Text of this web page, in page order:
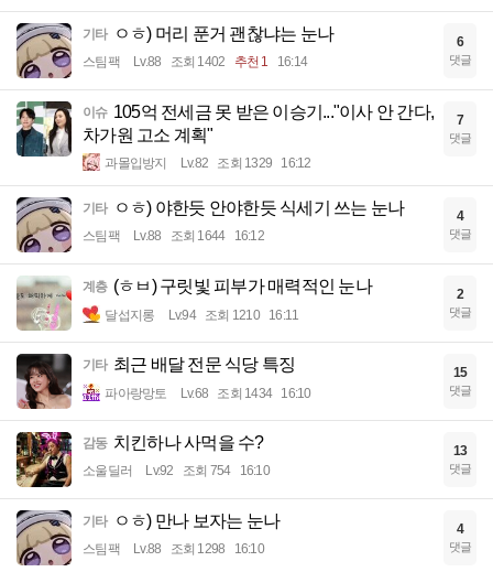
기타 ㅇㅎ) 머리 푼거 괜찮냐는 눈나
스팀팩 Lv.88 조회 1402 추천 1 16:14
6
댓글
이슈 105억 전세금 못 받은 이승기..."이사 안 간다,
차가원 고소 계획"
과몰입방지 Lv.82 조회 1329 16:12
7
댓글
기타 ㅇㅎ) 야한듯 안야한듯 식세기 쓰는 눈나
스팀팩 Lv.88 조회 1644 16:12
4
댓글
계층 (ㅎㅂ) 구릿빛 피부가 매력적인 눈나
달섭지롱 Lv.94 조회 1210 16:11
2
댓글
기타 최근 배달 전문 식당 특징
파아랑망토 Lv.68 조회 1434 16:10
15
댓글
감동 치킨하나 사먹을 수?
소울딜러 Lv.92 조회 754 16:10
13
댓글
기타 ㅇㅎ) 만나 보자는 눈나
스팀팩 Lv.88 조회 1298 16:10
4
댓글